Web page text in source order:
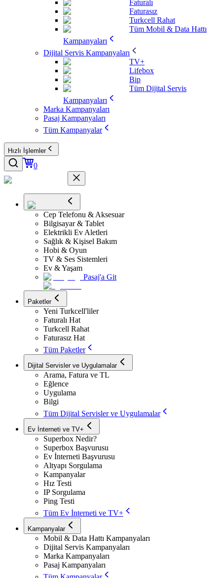
Faturalı
Faturasız
Turkcell Rahat
Tüm Mobil & Data Hattı
Kampanyaları
Dijital Servis Kampanyaları
TV+
Lifebox
Bip
Tüm Dijital Servis
Kampanyaları
Marka Kampanyaları
Pasaj Kampanyaları
Tüm Kampanyalar
Hızlı İşlemler
0
Cep Telefonu & Aksesuar
Bilgisayar & Tablet
Elektrikli Ev Aletleri
Sağlık & Kişisel Bakım
Hobi & Oyun
TV & Ses Sistemleri
Ev & Yaşam
Pasaj'a Git
Paketler
Yeni Turkcell'liler
Faturalı Hat
Turkcell Rahat
Faturasız Hat
Tüm Paketler
Dijital Servisler ve Uygulamalar
Arama, Fatura ve TL
Eğlence
Uygulama
Bilgi
Tüm Dijital Servisler ve Uygulamalar
Ev İnterneti ve TV+
Superbox Nedir?
Superbox Başvurusu
Ev İnterneti Başvurusu
Altyapı Sorgulama
Kampanyalar
Hız Testi
IP Sorgulama
Ping Testi
Tüm Ev İnterneti ve TV+
Kampanyalar
Mobil & Data Hattı Kampanyaları
Dijital Servis Kampanyaları
Marka Kampanyaları
Pasaj Kampanyaları